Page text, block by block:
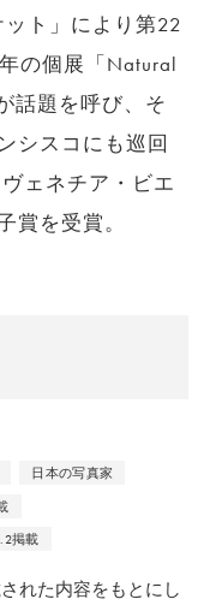
ト」により第22
の個展「Natural
話題を呼び、そ
シスコにも巡回
ェネチア・ビエ
賞を受賞。
日本の写真家
掲載
れた内容をもとにし